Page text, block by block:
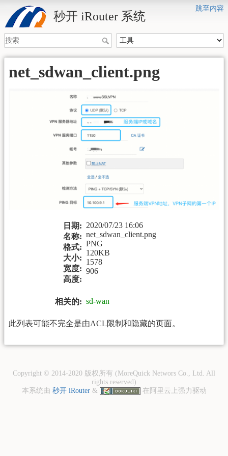
跳至内容
秒开 iRouter 系统
net_sdwan_client.png
日期: 2020/07/23 16:06
名称: net_sdwan_client.png
格式: PNG
大小:
120KB
宽度:
1578
高度:
906
相关的: sd-wan
此列表可能不完全是由ACL限制和隐藏的页面。
Copyright © 2014-2020 版权所有 (MoreQuick Networs Co., Ltd. All
rights reserved)
本系统由 秒开 iRouter& 在阿里云上强力驱动